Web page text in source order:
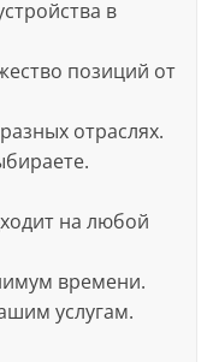
в
позиций от
отраслях.
на любой
времени.
услугам.